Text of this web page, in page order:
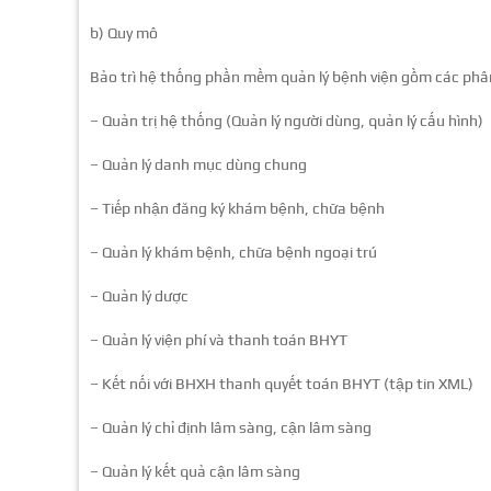
b) Quy mô
Bảo trì hệ thống phần mềm quản lý bệnh viện gồm các
– Quản trị hệ thống (Quản lý người dùng, quản lý cấu hình)
– Quản lý danh mục dùng chung
– Tiếp nhận đăng ký khám bệnh, chữa bệnh
– Quản lý khám bệnh, chữa bệnh ngoại trú
– Quản lý dược
– Quản lý viện phí và thanh toán BHYT
– Kết nối với BHXH thanh quyết toán BHYT (tập tin XML)
– Quản lý chỉ định lâm sàng, cận lâm sàng
– Quản lý kết quả cận lâm sàng